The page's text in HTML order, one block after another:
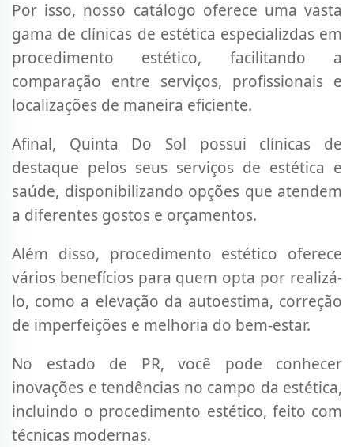
Por isso, nosso catálogo oferece uma vasta
gama de clínicas de estética especializdas em
procedimento estético, facilitando a
comparação entre serviços, profissionais e
localizações de maneira eficiente.
Afinal, Quinta Do Sol possui clínicas de
destaque pelos seus serviços de estética e
saúde, disponibilizando opções que atendem
a diferentes gostos e orçamentos.
Além disso, procedimento estético oferece
vários benefícios para quem opta por realizá-
lo, como a elevação da autoestima, correção
de imperfeições e melhoria do bem-estar.
No estado de PR, você pode conhecer
inovações e tendências no campo da estética,
incluindo o procedimento estético, feito com
técnicas modernas.